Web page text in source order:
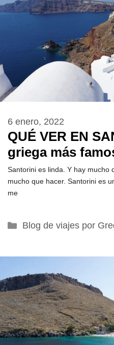
QUÉ VER EN
griega más
6 enero, 2022
Santorini es linda. Y hay mucho
mucho que hacer. Santorini es
me
Categorías
Blog de viajes por